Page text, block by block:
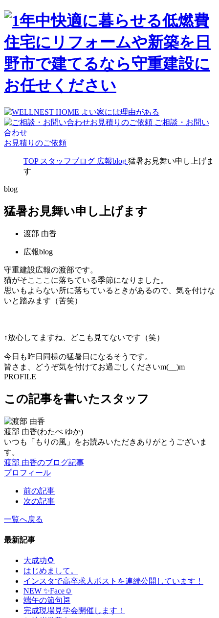
ご相談・お問い
合わせ
お見積りのご依頼
TOP スタッフブログ 広報blog 猛暑お見舞い申し上げま
す
blog
猛暑お見舞い申し上げます
渡部 由香
広報blog
守重建設広報の渡部です。
猫がそこここに落ちている季節になりました。
思いもよらない所に落ちているときがあるので、気を付けな
いと踏みます（苦笑）
↑放心してますね、どこも見てないです（笑）
今日も昨日同様の猛暑日になるそうです。
皆さま、どうぞ気を付けてお過ごしくださいm(__)m
PROFILE
この記事を書いたスタッフ
渡部 由香(わたべ ゆか)
いつも「もりの風」をお読みいただきありがとうございま
す。
渡部 由香のブログ記事
プロフィール
前の記事
次の記事
一覧へ戻る
最新記事
大成功🌻
はじめまして。
インスタで高卒求人ポストを連続公開しています！
NEW ✨Face☺
端午の節句🎏
完成現場見学会開催します！